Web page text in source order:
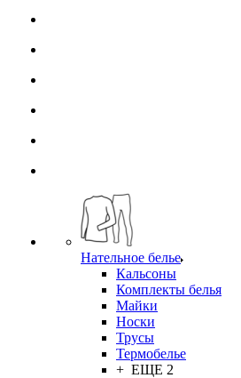
Нательное белье
Кальсоны
Комплекты белья
Майки
Носки
Трусы
Термобелье
+ ЕЩЕ 2